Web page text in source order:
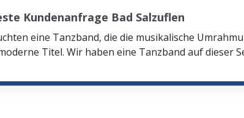
Kundenanfrage Bad Salzuflen
eine Tanzband, die die musikalische
Titel. Wir haben eine Tanzband auf dieser